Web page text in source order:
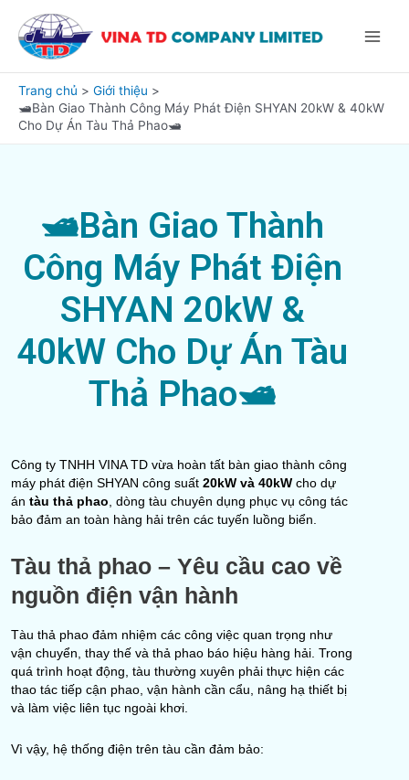
dung
Menu
Trang chủ
Giới thiệu
🛥️Bàn Giao Thành Công Máy Phát Điện SHYAN 20kW & 40kW
Cho Dự Án Tàu Thả Phao🛥️
🛥️Bàn Giao Thành
Công Máy Phát Điện
SHYAN 20kW &
40kW Cho Dự Án Tàu
Thả Phao🛥️
Công ty TNHH VINA TD vừa hoàn tất bàn giao thành công
máy phát điện SHYAN công suất20kW và 40kW cho dự
ántàu thả phao, dòng tàu chuyên dụng phục vụ công tác
bảo đảm an toàn hàng hải trên các tuyến luồng biển.
Tàu thả phao – Yêu cầu cao về
nguồn điện vận hành
Tàu thả phao đảm nhiệm các công việc quan trọng như
vận chuyển, thay thế và thả phao báo hiệu hàng hải. Trong
quá trình hoạt động, tàu thường xuyên phải thực hiện các
thao tác tiếp cận phao, vận hành cần cẩu, nâng hạ thiết bị
và làm việc liên tục ngoài khơi.
Vì vậy, hệ thống điện trên tàu cần đảm bảo: